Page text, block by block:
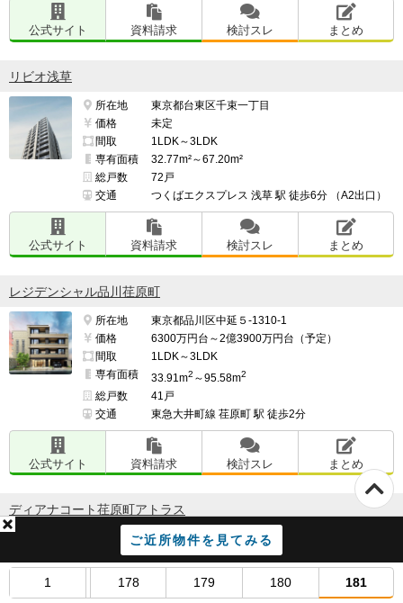
ご近所物件を見てみる
1 178 179 180 181
公式サイト 資料請求 検討スレ まとめ
リビオ浅草
所在地
東京都台東区千束一丁目
価格
未定
間取
1LDK～3LDK
専有面積
32.77m²～67.20m²
総戸数
72戸
交通
つくばエクスプレス 浅草 駅 徒歩6分 （A2出口）
公式サイト 資料請求 検討スレ まとめ
レジデンシャル品川荏原町
所在地
東京都品川区中延５-1310-1
価格
6300万円台～2億3900万円台（予定）
間取
1LDK～3LDK
専有面積
33.91m2 ～95.58m2
総戸数
41戸
交通
東急大井町線 荏原町 駅 徒歩2分
公式サイト 資料請求 検討スレ まとめ
ディアナコート荏原町アトラス
東京都大田区北馬込1丁目
未定